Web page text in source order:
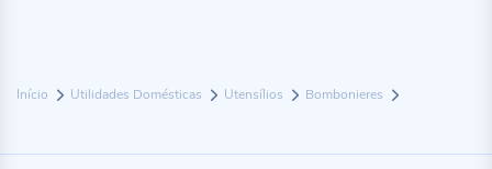
Início Utilidades Domésticas Utensílios Bombonieres